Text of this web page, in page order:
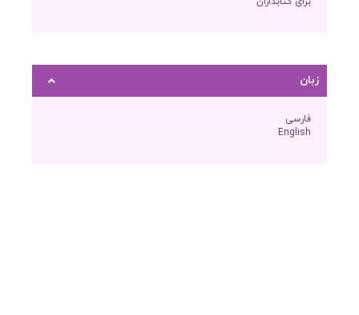
زبان
فارسی
English